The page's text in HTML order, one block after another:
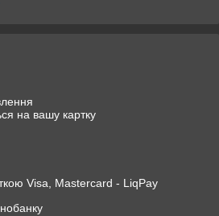
на вашу картку
Visa, Mastercard - LiqPay